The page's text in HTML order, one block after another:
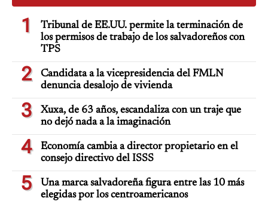
1
Tribunal de EE.UU. permite la terminación de
los permisos de trabajo de los salvadoreños con
TPS
2
Candidata a la vicepresidencia del FMLN
denuncia desalojo de vivienda
3
Xuxa, de 63 años, escandaliza con un traje que
no dejó nada a la imaginación
4
Economía cambia a director propietario en el
consejo directivo del ISSS
5
Una marca salvadoreña figura entre las 10 más
elegidas por los centroamericanos